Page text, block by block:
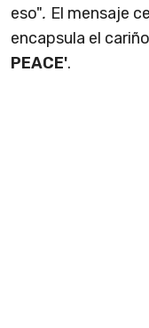
eso". El mensaje
encapsula el
PEACE'.